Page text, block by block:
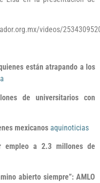
videos/
están atrapando a los
de universitarios con
mexicanos aquinoticias
empleo a 2.3 millones de
abierto siempre”: AMLO